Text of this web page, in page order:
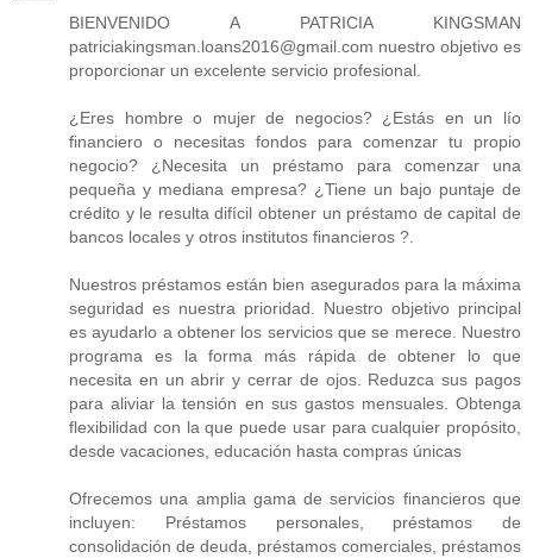
BIENVENIDO A PATRICIA KINGSMAN
patriciakingsman.loans2016@gmail.com nuestro objetivo es
proporcionar un excelente servicio profesional.
¿Eres hombre o mujer de negocios? ¿Estás en un lío
financiero o necesitas fondos para comenzar tu propio
negocio? ¿Necesita un préstamo para comenzar una
pequeña y mediana empresa? ¿Tiene un bajo puntaje de
crédito y le resulta difícil obtener un préstamo de capital de
bancos locales y otros institutos financieros ?.
Nuestros préstamos están bien asegurados para la máxima
seguridad es nuestra prioridad. Nuestro objetivo principal
es ayudarlo a obtener los servicios que se merece. Nuestro
programa es la forma más rápida de obtener lo que
necesita en un abrir y cerrar de ojos. Reduzca sus pagos
para aliviar la tensión en sus gastos mensuales. Obtenga
flexibilidad con la que puede usar para cualquier propósito,
desde vacaciones, educación hasta compras únicas
Ofrecemos una amplia gama de servicios financieros que
incluyen: Préstamos personales, préstamos de
consolidación de deuda, préstamos comerciales, préstamos